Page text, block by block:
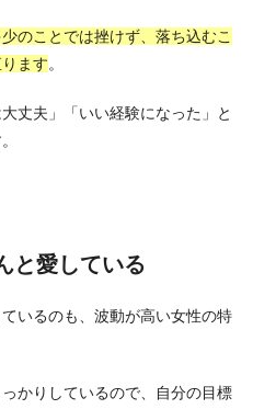
のことでは挫けず、落ち込むこ
ます。
丈夫」「いい経験になった」と
と愛している
いるのも、波動が高い女性の特
かりしているので、自分の目標